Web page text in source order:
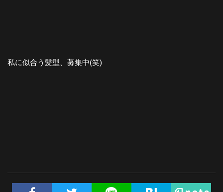
私に似合う髪型、募集中(笑)